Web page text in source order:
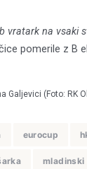
vratark na vsaki
pomerile z B
Galjevici (Foto: RK
eurocup
mladinski